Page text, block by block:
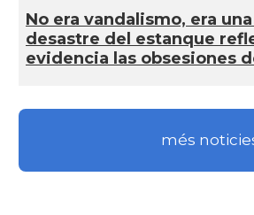
No era vandalismo, era
desastre del estanque
evidencia las obsesiones
més